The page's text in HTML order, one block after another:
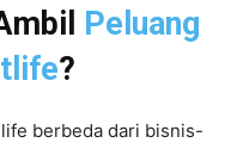
Peluang
?
berbeda dari bisnis-